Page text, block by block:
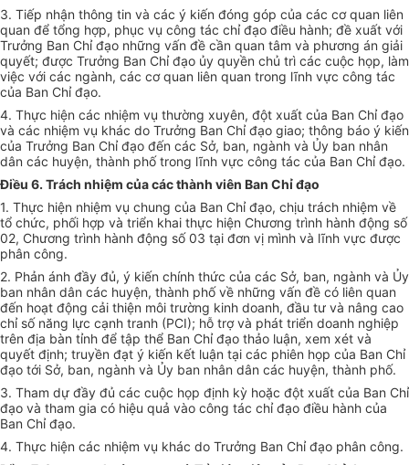
3. Tiếp nhận thông tin và các ý kiến đóng góp của các cơ quan liên
quan để tổng hợp, phục vụ công tác chỉ đạo điều hành; đề xuất với
Trưởng Ban Chỉ đạo những vấn đề cần quan tâm và phương án giải
quyết; được Trưởng Ban Chỉ đạo ủy quyền chủ trì các cuộc họp, làm
việc với các ngành, các cơ quan liên quan trong lĩnh vực công tác
của Ban Chỉ đạo.
4. Thực hiện các nhiệm vụ thường xuyên, đột xuất của Ban Chỉ đạo
và các nhiệm vụ khác do Trưởng Ban Chỉ đạo giao; thông báo ý kiến
của Trưởng Ban Chỉ đạo đến các Sở, ban, ngành và Ủy ban nhân
dân các huyện, thành phố trong lĩnh vực công tác của Ban Chỉ đạo.
Điều 6. Trách nhiệm của các thành viên Ban Chỉ đạo
1. Thực hiện nhiệm vụ chung của Ban Chỉ đạo, chịu trách nhiệm về
tổ chức, phối hợp và triển khai thực hiện Chương trình hành động số
02, Chương trình hành động số03 tại đơn vị mình và lĩnh vực được
phân công.
2. Phản ánh đầy đủ, ý kiến chính thức của các Sở, ban, ngành và Ủy
ban nhân dân các huyện, thành phố về những vấn đề có liên quan
đến hoạt động cải thiện môi trường kinh doanh, đầu tư và nâng cao
chỉ số năng lực cạnh tranh (PCI); hỗ trợ và phát triển doanh nghiệp
trên địa bàn tỉnh để tập thể Ban Chỉ đạo thảo luận, xem xét và
quyết định; truyền đạt ý kiến kết luận tại các phiên họp của Ban Chỉ
đạo tới Sở, ban, ngành và Ủy ban nhân dân các huyện, thành phố.
3. Tham dự đầy đủ các cuộc họp định kỳ hoặc đột xuất của Ban Chỉ
đạo và tham gia có hiệu quả vào công tác chỉ đạo điều hành của
Ban Chỉ đạo.
4. Thực hiện các nhiệm vụ khác do Trưởng Ban Chỉ đạo phân công.